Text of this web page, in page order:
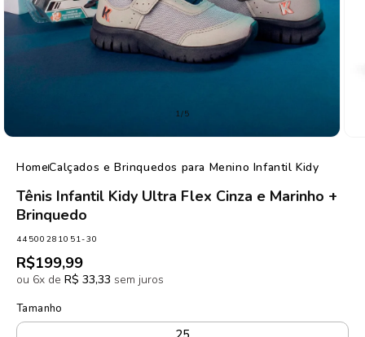
1/de
5
HomeCalçados e Brinquedos para Menino Infantil Kidy
Tênis Infantil Kidy Ultra Flex Cinza e Marinho +
Brinquedo
SKU:
44500281051-30
Preço
normal
R$199,99
ou 6x de R$ 33,33 sem juros
Tamanho